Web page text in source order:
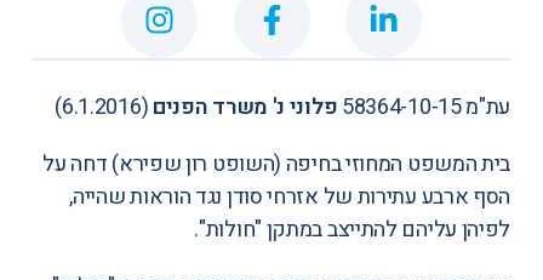
עת"מ 58364-10-15 פלוני נ' משרד הפנים(6.1.2016)
בית המשפט המחוזי בחיפה (השופט רון שפירא) דחה על
הסף ארבע עתירות של אזרחי סודן נגד הוראות שהייה,
לפיהן עליהם להתייצב במתקן "חולות".